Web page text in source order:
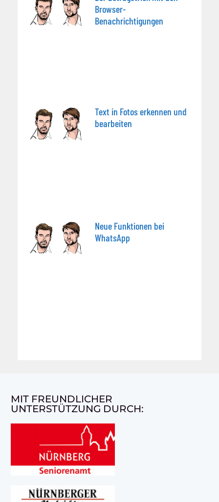
Browser-
Benachrichtigungen
Text in Fotos erkennen und
bearbeiten
Neue Funktionen bei
WhatsApp
MIT FREUNDLICHER
UNTERSTÜTZUNG DURCH: